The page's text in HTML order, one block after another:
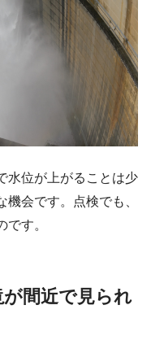
水位が上がることは少
会です。点検でも、
す。
が間近で見られ